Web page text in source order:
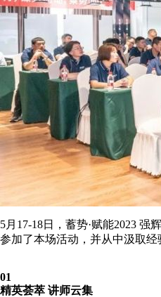
5月17-18日，蓄势·赋能2023
参加了本场活动，并从中汲取经
01
精英荟萃 讲师云集